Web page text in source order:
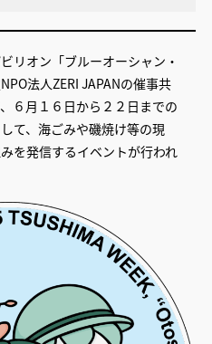
リオン「ブルーオーシャン・
法人ZERI JAPANの催事共
６月１６日から２２日までの
て、海ごみや磯焼け等の現
を発信するイベントが行われ